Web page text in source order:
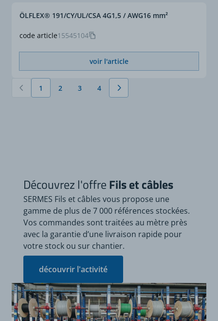
code article15545104
ÖLFLEX® 191/CY/UL/CSA 4G1,5 / AWG16 mm²
voir l'article
Vous lisez actuellement la page
1 Page
2 Page
3 Page
4
Découvrez l'offreFils et câbles
SERMES Fils et câbles vous propose une
gamme de plus de 7 000 références stockées.
Vos commandes sont traitées au mètre près
avec la garantie d’une livraison rapide pour
votre stock ou sur chantier.
découvrir l'activité